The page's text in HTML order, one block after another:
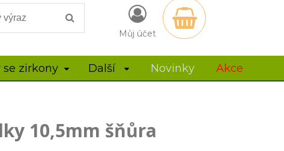
Můj účet
zirkony Další Novinky Akce
10,5mm šňůra